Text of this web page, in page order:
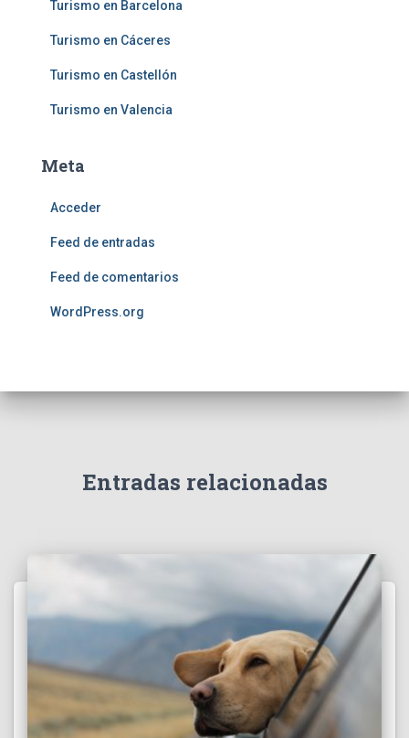
Turismo en Barcelona
Turismo en Cáceres
Turismo en Castellón
Turismo en Valencia
Meta
Acceder
Feed de entradas
Feed de comentarios
WordPress.org
Entradas relacionadas